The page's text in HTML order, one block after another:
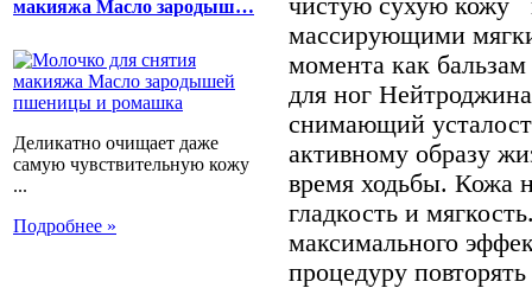
макияжа Масло зародыш…
Деликатно очищает даже
самую чувствительную кожу
...
Подробнее »
чистую сухую кожу
массирующими
момента как
для ног
снимающий
активному образу
время ходьбы. Кожа
гладкость и
максимального
процедуру